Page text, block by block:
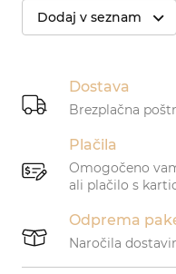
Dodaj v seznam
Dostava
Brezplačna
Plačila
Omogočeno
ali plačilo s
Odprema
Naročila